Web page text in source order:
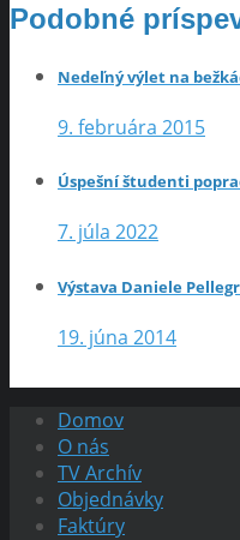
Podobné
Nedeľný výlet na
9. februára 2015
Úspešní študenti
7. júla 2022
Výstava Daniele
19. júna 2014
Domov
O nás
TV Archív
Objednávky
Faktúry